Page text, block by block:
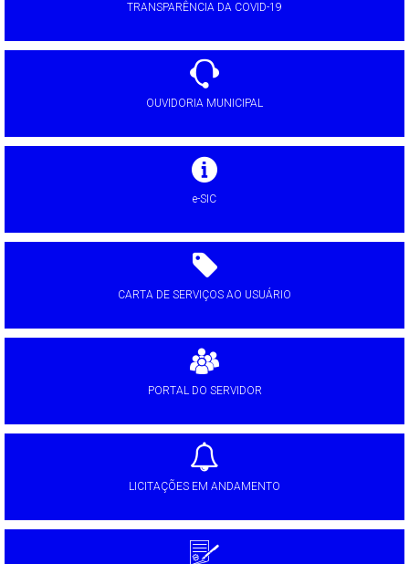
TRANSPARÊNCIA DA COVID-19
OUVIDORIA MUNICIPAL
e-SIC
CARTA DE SERVIÇOS AO USUÁRIO
PORTAL DO SERVIDOR
LICITAÇÕES EM ANDAMENTO